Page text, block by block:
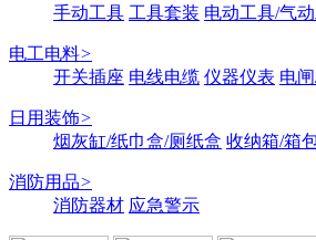
手动工具 工具套装 电动工具/气
电工电料>
开关插座 电线电缆 仪器仪表 电
日用装饰>
烟灰缸/纸巾盒/厕纸盒 收纳箱/箱
消防用品>
消防器材 应急警示